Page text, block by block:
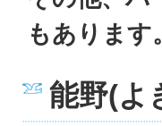
もあります。
能野(よ